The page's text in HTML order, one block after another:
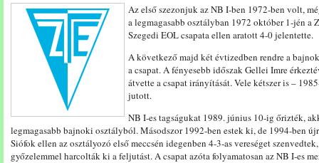
Az első szezonjuk az NB I-ben 1972-ben volt,
a legmagasabb osztályban 1972 október 1-jén a
Szegedi EOL csapata ellen aratott 4-0 jelentette.
A következő majd két évtizedben rendre a
a csapat. A fényesebb időszak Gellei Imre
átvette a csapat irányítását. Vele kétszer is –
jutott.
NB I-es tagságukat 1989. június 10-ig őrizték,
legmagasabb bajnoki osztályból. Másodszor 1992-ben estek ki, de 1994-ben
Siófok ellen az osztályozó első meccsén idegenben 4-3-as vereséget
győzelemmel harcolták ki a feljutást. A csapat azóta folyamatosan az NB I-es